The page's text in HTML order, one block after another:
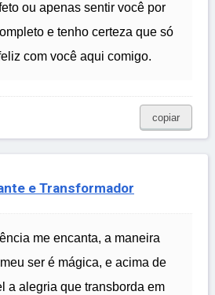
ou apenas sentir você por
e tenho certeza que só
com você aqui comigo.
copiar
e Transformador
me encanta, a maneira
ser é mágica, e acima de
a alegria que transborda em